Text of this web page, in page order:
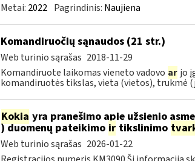
Metai: 2022 Pagrindinis: Naujiena
Komandiruočių sąnaudos (21 str.)
Web turinio sąrašas 2018-11-29
Komandiruote laikomas vieneto vadovo ar jo
komandiruotės tikslas, vieta (vietos), trukmė
Kokia yra pranešimo apie užsienio
) duomenų pateikimo irtikslinimo
Web turinio sąrašas 2026-01-22